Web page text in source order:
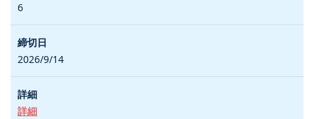
6
2026/9/14
詳細